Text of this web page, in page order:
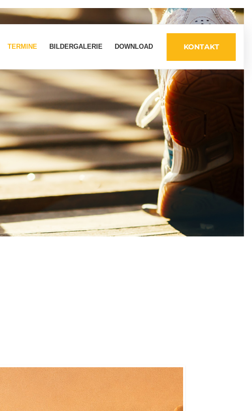
Kinderturnen
Geräteturnen ab 6 Jahren
Gymnastik Frauen
TERMINE BILDERGALERIE DOWNLOAD KONTAKT